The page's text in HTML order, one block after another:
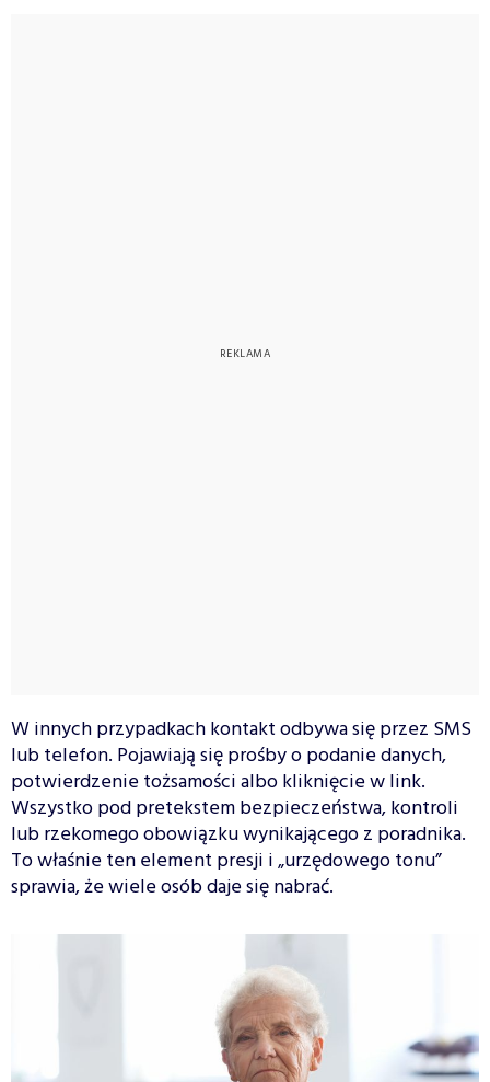
W innych przypadkach kontakt odbywa się przez SMS
lub telefon. Pojawiają się prośby o podanie danych,
potwierdzenie tożsamości albo kliknięcie w link.
Wszystko pod pretekstem bezpieczeństwa, kontroli
lub rzekomego obowiązku wynikającego z poradnika.
To właśnie ten element presji i „urzędowego tonu”
sprawia, że wiele osób daje się nabrać.